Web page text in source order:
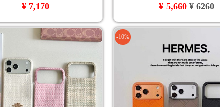
¥ 7,170 ¥ 5,660¥ 6260
-10%